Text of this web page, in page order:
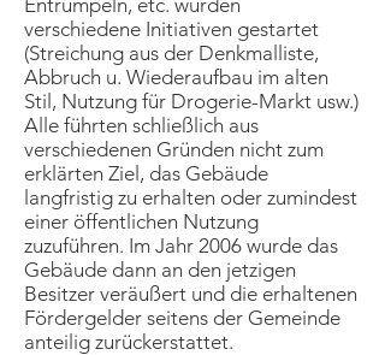
Entrümpeln, etc. wurden
verschiedene Initiativen gestartet
(Streichung aus der Denkmalliste,
Abbruch u. Wiederaufbau im alten
Stil, Nutzung für Drogerie-Markt usw.)
Alle führten schließlich aus
verschiedenen Gründen nicht zum
erklärten Ziel, das Gebäude
langfristig zu erhalten oder zumindest
einer öffentlichen Nutzung
zuzuführen. Im Jahr 2006 wurde das
Gebäude dann an den jetzigen
Besitzer veräußert und die erhaltenen
Fördergelder seitens der Gemeinde
anteilig zurückerstattet.